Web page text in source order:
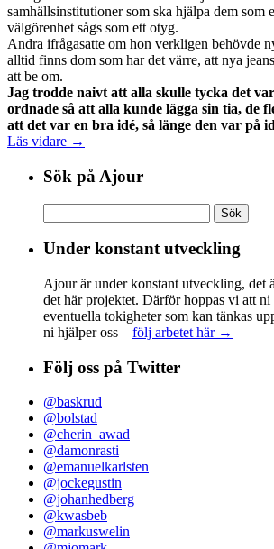
samhällsinstitutioner som ska hjälpa dem som
välgörenhet sågs som ett otyg.
Andra ifrågasatte om hon verkligen behövde
alltid finns dom som har det värre, att nya
att be om.
Jag trodde naivt att alla skulle tycka det
ordnade så att alla kunde lägga sin tia, de
att det var en bra idé, så länge den var på
Läs vidare →
Sök på Ajour
efter:
Under konstant utveckling
Ajour är under konstant utveckling, det
det här projektet. Därför hoppas vi att ni
eventuella tokigheter som kan tänkas
ni hjälper oss – följ arbetet här →
Följ oss på Twitter
@baskrud
@bolstad
@cherin_awad
@damonrasti
@emanuelkarlsten
@jockegustin
@johanhedberg
@kwasbeb
@markuswelin